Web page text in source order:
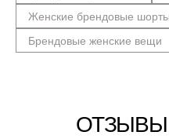
Женские брендовые шорты
Брендовые женские вещи